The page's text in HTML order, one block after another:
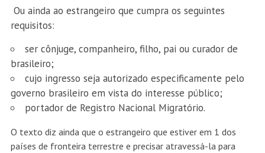
Ou ainda ao estrangeiro que cumpra os seguintes
requisitos:
ser cônjuge, companheiro, filho, pai ou curador de
brasileiro;
cujo ingresso seja autorizado especificamente pelo
governo brasileiro em vista do interesse público;
portador de Registro Nacional Migratório.
O texto diz ainda que o estrangeiro que estiver em 1 dos
países de fronteira terrestre e precisar atravessá-la para